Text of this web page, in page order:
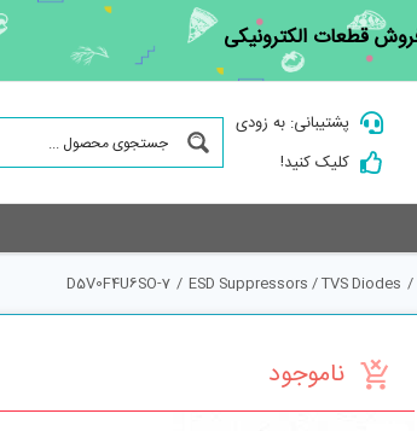
قطعات الکترونیکی
پشتیبانی: به زودی
کلیک کنید!
/
ESD Suppressors / TVS Diodes
/
D5V0F4U6SO-7
ناموجود